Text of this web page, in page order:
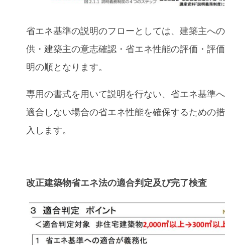
省エネ基準の説明のフローとしては、建築主へ
供・建築主の意志確認・省エネ性能の評価・評
明の順となります。
専用の書式を用いて説明を行ない、省エネ基準
適合しない場合の省エネ性能を確保するための
入します。
改正建築物省エネ法の適合判定及び完了検査